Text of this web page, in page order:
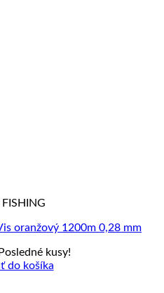
FISHING
oranžový 1200m 0,28 mm
Posledné kusy!
do košíka